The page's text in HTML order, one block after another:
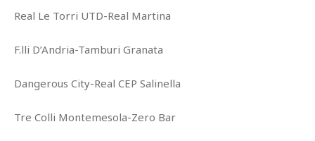
Real Le Torri UTD-Real Martina
F.lli D’Andria-Tamburi Granata
Dangerous City-Real CEP Salinella
Tre Colli Montemesola-Zero Bar